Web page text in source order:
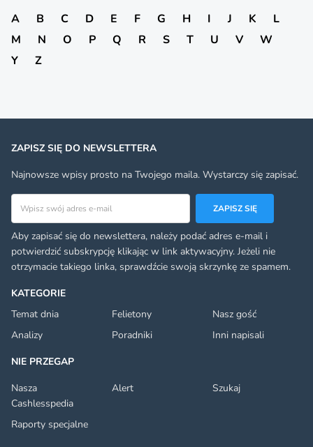
A B C D E F G H I J K
L
M
N O P Q R S T U V
W
Y
Z
KATEGORIE
Temat dnia
Felietony
Nasz gość
Analizy
Poradniki
Inni napisali
NIE PRZEGAP
Nasza
Cashlesspedia
Alert Szukaj
Raporty specjalne
ZAPISZ SIĘ DO NEWSLETTERA
Najnowsze wpisy prosto na Twojego maila. Wystarczy się zapisać.
ZAPISZ SIĘ
Aby zapisać się do newslettera, należy podać adres e-mail i
potwierdzić subskrypcję klikając w link aktywacyjny. Jeżeli nie
otrzymacie takiego linka, sprawdźcie swoją skrzynkę ze spamem.